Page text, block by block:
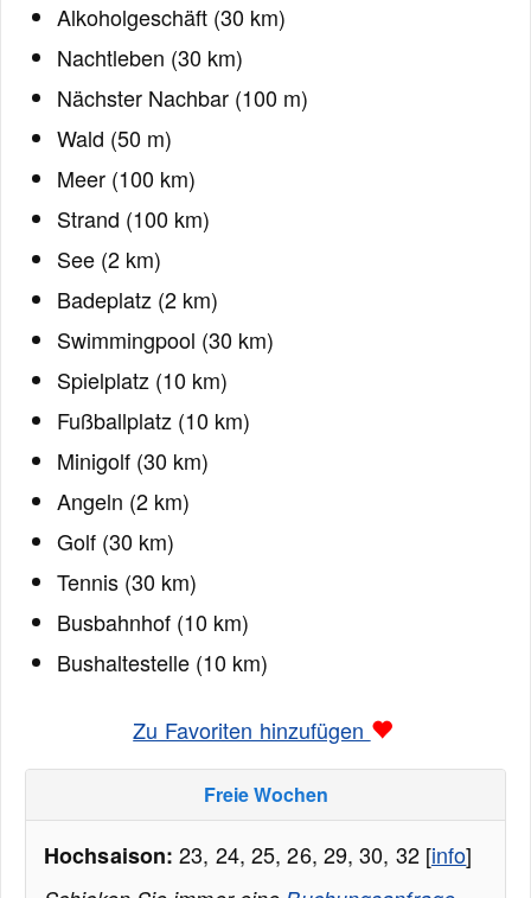
Alkoholgeschäft (30 km)
Nachtleben (30 km)
Nächster Nachbar (100 m)
Wald (50 m)
Meer (100 km)
Strand (100 km)
See (2 km)
Badeplatz (2 km)
Swimmingpool (30 km)
Spielplatz (10 km)
Fußballplatz (10 km)
Minigolf (30 km)
Angeln (2 km)
Golf (30 km)
Tennis (30 km)
Busbahnhof (10 km)
Bushaltestelle (10 km)
Zu Favoriten hinzufügen
Freie Wochen
Hochsaison: 23, 24, 25, 26, 29, 30, 32 [info]